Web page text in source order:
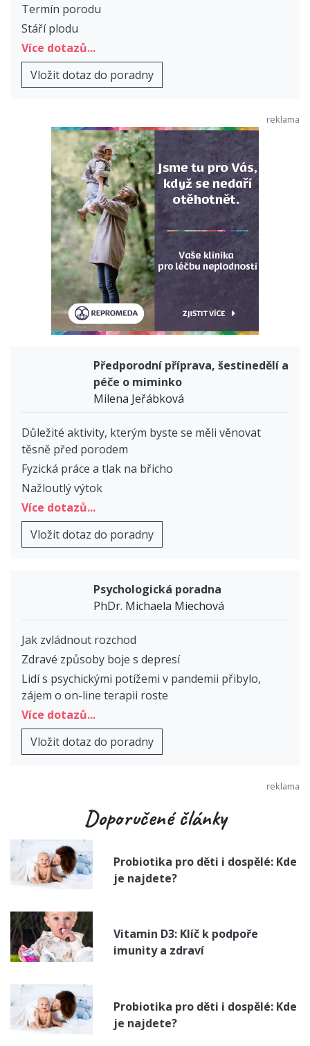
Termín porodu
Stáří plodu
Více dotazů...
Vložit dotaz do poradny
Předporodní příprava, šestinedělí a
péče o miminko
Milena Jeřábková
Důležité aktivity, kterým byste se měli věnovat
těsně před porodem
Fyzická práce a tlak na břicho
Nažloutlý výtok
Více dotazů...
Vložit dotaz do poradny
Psychologická poradna
PhDr. Michaela Miechová
Jak zvládnout rozchod
Zdravé způsoby boje s depresí
Lidí s psychickými potížemi v pandemii přibylo,
zájem o on-line terapii roste
Více dotazů...
Vložit dotaz do poradny
Doporučené články
Probiotika pro děti i dospělé: Kde
je najdete?
Vitamin D3: Klíč k podpoře
imunity a zdraví
Probiotika pro děti i dospělé: Kde
je najdete?